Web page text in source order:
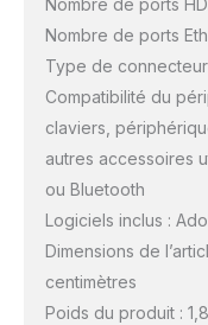
Nombre de ports
Nombre de ports
Type de connecteur
Compatibilité du
claviers,
autres accessoires
ou Bluetooth
Logiciels inclus :
Dimensions de
centimètres
Poids du produit :